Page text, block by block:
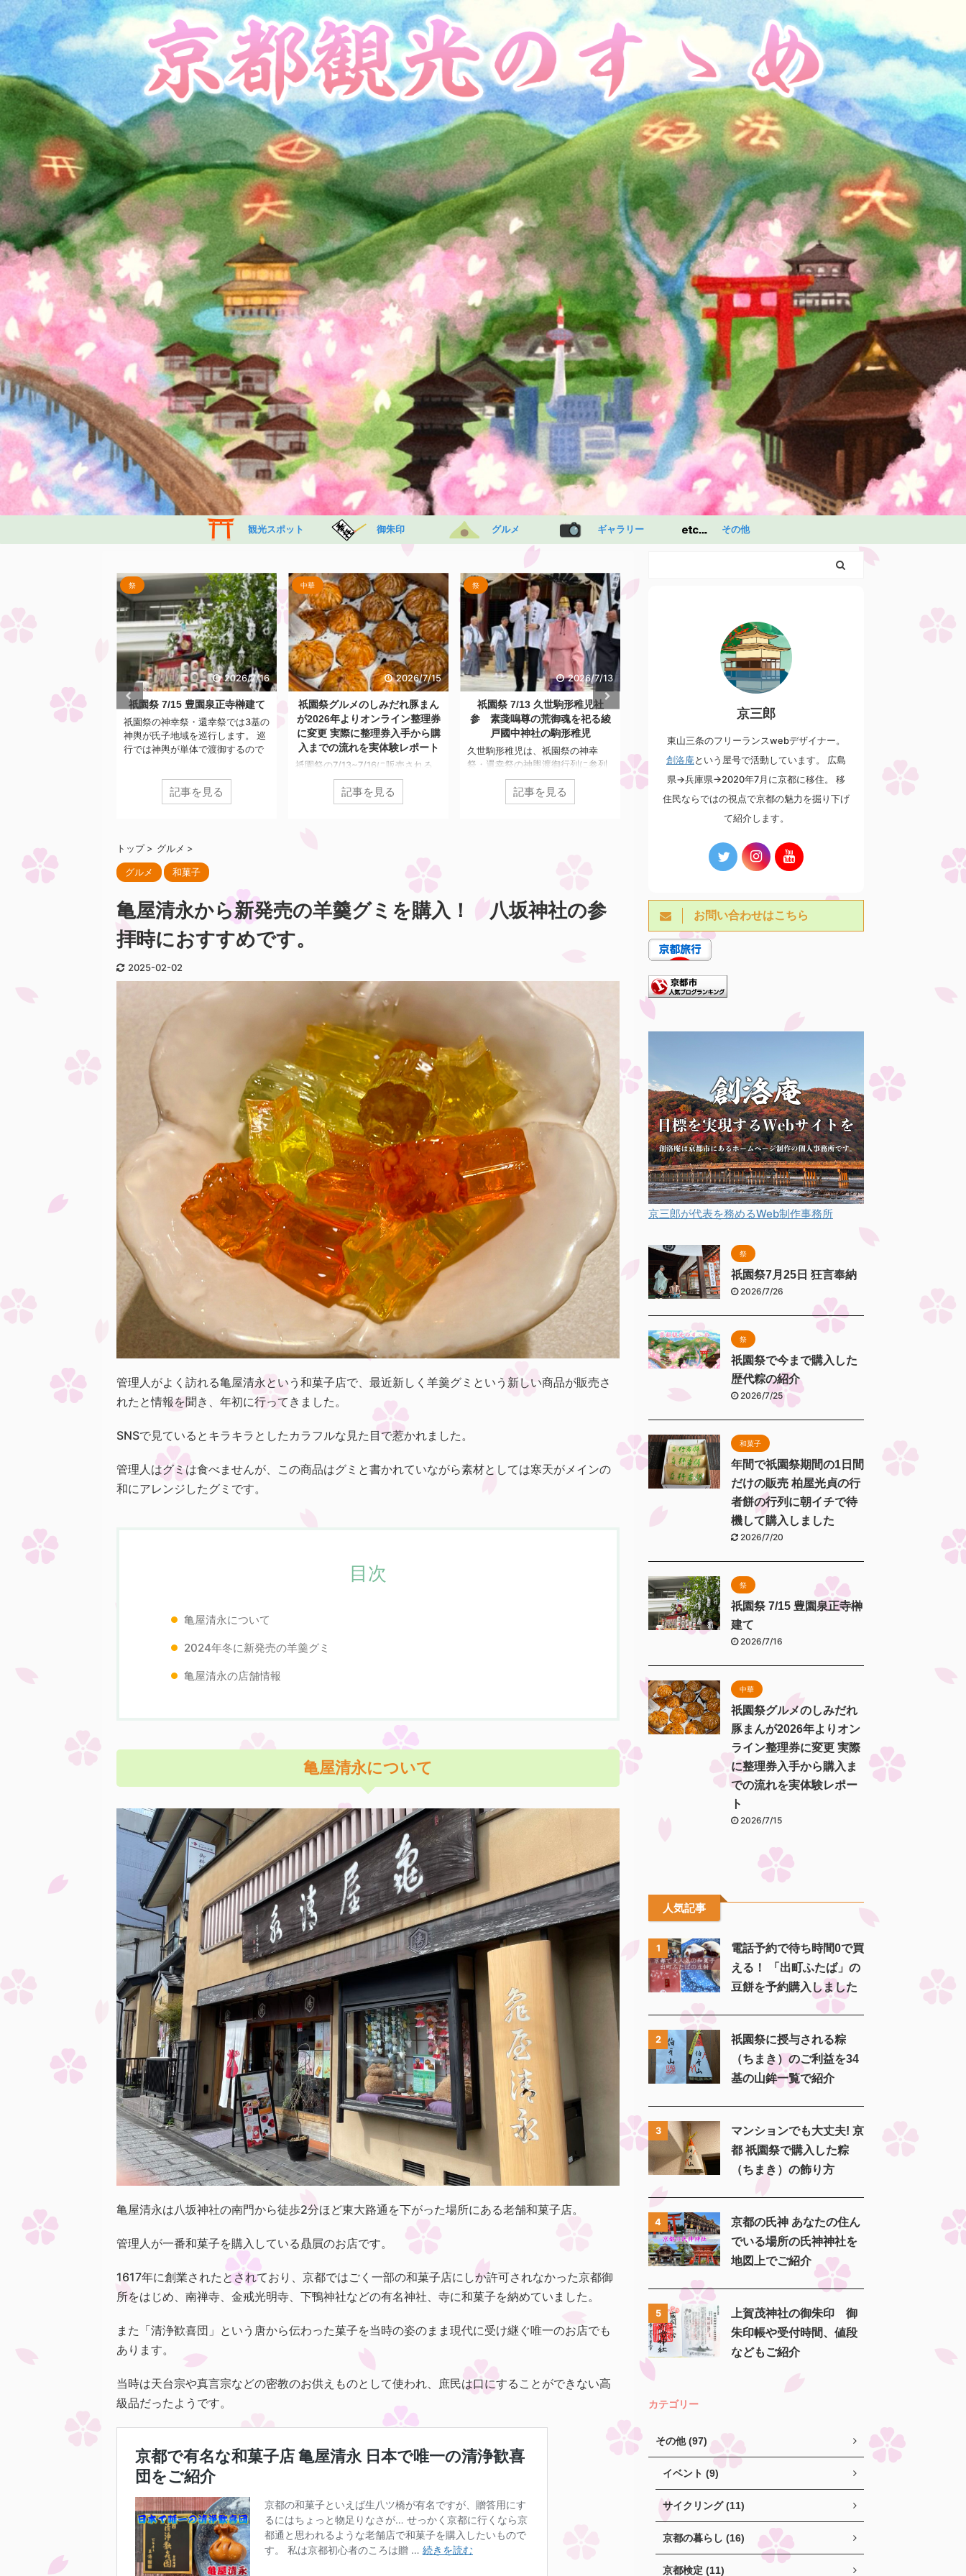
観光スポット 御朱印 グルメ ギャラリー その他
祭期間の1日間だけ
光貞の行者餅の行列
の露出は少なく、地
もあまり知られてい
らず、開店前には数
祭
2026/7/16
祇園祭 7/15 豊園泉正寺榊建て
祇園祭の神幸祭・還幸祭では3基の
神輿が氏子地域を巡行します。 巡
行では神輿が単体で渡御するので
んな地域の組織が参列していま
す。 それが、弓矢組、豊園泉正寺
榊奉賛会、宮本組、綾戸國中神社
寺榊奉賛会は下京区の豊園学区・
された組織で、神幸祭・還幸祭に
によって道中を清める役割があり
ます。 かつては中御座、東御座、
西御座にそれぞれ1基ずつ榊があり
ましたが、他の2基 ...
記事を見る
中華
2026/7/15
祇園祭グルメのしみだれ豚まん
が2026年よりオンライン整理券
に変更 実際に整理券入手から購
入までの流れを実体験レポート
祇園祭の7/13~7/16に販売される
大人気グルメ、膳處漢 ぽっちりの
「しみだれ豚まん」 例年、店の前
に大行列が発生し購入まで長いと
年は紙の整理券、2026年からはオ
ンライ整理券が配布され、自分の
番号が来たら来店して購入..という
流れに変更されました。 今年
2026年はオンライン整理券になっ
ろいろと不明点が多いなかでの販
の ...
記事を見る
祭
2026/7/13
祇園祭 7/13 久世駒形稚児社
参 素戔嗚尊の荒御魂を祀る綾
戸國中神社の駒形稚児
久世駒形稚児は、祇園祭の神幸
祭・還幸祭の神輿渡御行列に参列
している稚児で、八坂神社の祭神
である素戔嗚尊の荒御魂を祀る、
上久世の綾戸國中神社より遣わさ
社の神輿は荒御魂の駒形が無けれ
ば神社から神輿を１歩も動かして
...
記事を見る
2026/7/12
祇園祭 7月の第1日曜日 綾傘鉾
奉納囃子（元祇園 梛神社）
祇園祭の前祭山鉾巡行で巡行をす
壬生にある元祇園 梛神社で棒振り
囃子の奉納を行います。 実は綾傘
鉾の囃子方は壬生の壬生六斎念仏
講中が担当しているため、そのご
縁で壬生にある元祇園 梛神社にて
た。 綾傘鉾の囃子の特徴として約
150cmもの長い棒を振り回す所作
があります。 当日の巡行では遠く
が、今回の元祇園 梛神社での奉納
や日和神楽では間近で見ることが
https://youtu.be/aYFC7v_xVVc?
記事を見る
最初に神輿が登場する行事が「神
ら21時過ぎにかけて行われます。
神輿洗は当日の朝に四条大橋から
汲み上げられた鴨川の水で神輿を
清める行事です。 鴨川の水を汲み
お迎え提灯/舞踊奉納宮出し 18時
過ぎ、まずは八坂神社の神輿庫か
内で差し上げ。 差し上げ後は、す
記事を見る
トップ > グルメ >
グルメ 和菓子
亀屋清永から新発売の羊羹グミを購入！ 八坂神社の参
拝時におすすめです。
2025-02-02
管理人がよく訪れる亀屋清永という和菓子店で、最近新しく羊羹グミという新しい商品が販売さ
れたと情報を聞き、年初に行ってきました。
SNSで見ているとキラキラとしたカラフルな見た目で惹かれました。
管理人はグミは食べませんが、この商品はグミと書かれていながら素材としては寒天がメインの
和にアレンジしたグミです。
目次
亀屋清永について
2024年冬に新発売の羊羹グミ
亀屋清永の店舗情報
亀屋清永について
亀屋清永は八坂神社の南門から徒歩2分ほど東大路通を下がった場所にある老舗和菓子店。
管理人が一番和菓子を購入している贔屓のお店です。
1617年に創業されたとされており、京都ではごく一部の和菓子店にしか許可されなかった京都御
所をはじめ、南禅寺、金戒光明寺、下鴨神社などの有名神社、寺に和菓子を納めていました。
また「清浄歓喜団」という唐から伝わった菓子を当時の姿のまま現代に受け継ぐ唯一のお店でも
あります。
当時は天台宗や真言宗などの密教のお供えものとして使われ、庶民は口にすることができない高
級品だったようです。
京三郎
東山三条のフリーランスwebデザイナー。
創洛庵 という屋号で活動しています。 広島
県→兵庫県→2020年7月に京都に移住。 移
住民ならではの視点で京都の魅力を掘り下げ
て紹介します。
お問い合わせはこちら
京三郎が代表を務めるWeb制作事務所
祭
祇園祭7月25日 狂言奉納
2026/7/26
祭
祇園祭で今まで購入した
歴代粽の紹介
2026/7/25
和菓子
年間で祇園祭期間の1日間
だけの販売 柏屋光貞の行
者餅の行列に朝イチで待
機して購入しました
2026/7/20
祭
祇園祭 7/15 豊園泉正寺榊
建て
2026/7/16
中華
祇園祭グルメのしみだれ
豚まんが2026年よりオン
ライン整理券に変更 実際
に整理券入手から購入ま
での流れを実体験レポー
ト
2026/7/15
人気記事
1
電話予約で待ち時間0で買
える！ 「出町ふたば」の
豆餅を予約購入しました
2
祇園祭に授与される粽
（ちまき）のご利益を34
基の山鉾一覧で紹介
3
マンションでも大丈夫! 京
都 祇園祭で購入した粽
（ちまき）の飾り方
4
京都の氏神 あなたの住ん
でいる場所の氏神神社を
地図上でご紹介
5
上賀茂神社の御朱印 御
朱印帳や受付時間、値段
などもご紹介
カテゴリー
その他 (97)
イベント (9)
サイクリング (11)
京都の暮らし (16)
京都検定 (11)